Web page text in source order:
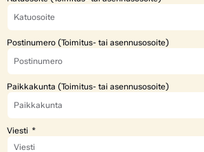
Postinumero (Toimitus- tai asennusosoite)
Paikkakunta (Toimitus- tai asennusosoite)
Viesti